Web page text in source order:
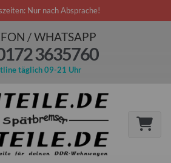
Nur nach Absprache!
/ WHATSAPP
3635760
täglich 09-21 Uhr